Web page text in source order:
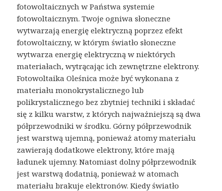
fotowoltaicznych w Państwa systemie
fotowoltaicznym. Twoje ogniwa słoneczne
wytwarzają energię elektryczną poprzez efekt
fotowoltaiczny, w którym światło słoneczne
wytwarza energię elektryczną w niektórych
materiałach, wytrącając ich zewnętrzne elektrony.
Fotowoltaika Oleśnica może być wykonana z
materiału monokrystalicznego lub
polikrystalicznego bez zbytniej techniki i składać
się z kilku warstw, z których najważniejszą są dwa
półprzewodniki w środku. Górny półprzewodnik
jest warstwą ujemną, ponieważ atomy materiału
zawierają dodatkowe elektrony, które mają
ładunek ujemny. Natomiast dolny półprzewodnik
jest warstwą dodatnią, ponieważ w atomach
materiału brakuje elektronów. Kiedy światło